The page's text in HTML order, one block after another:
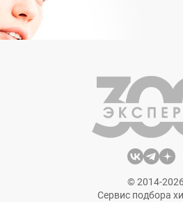
© 2014-2026
Сервис подбора